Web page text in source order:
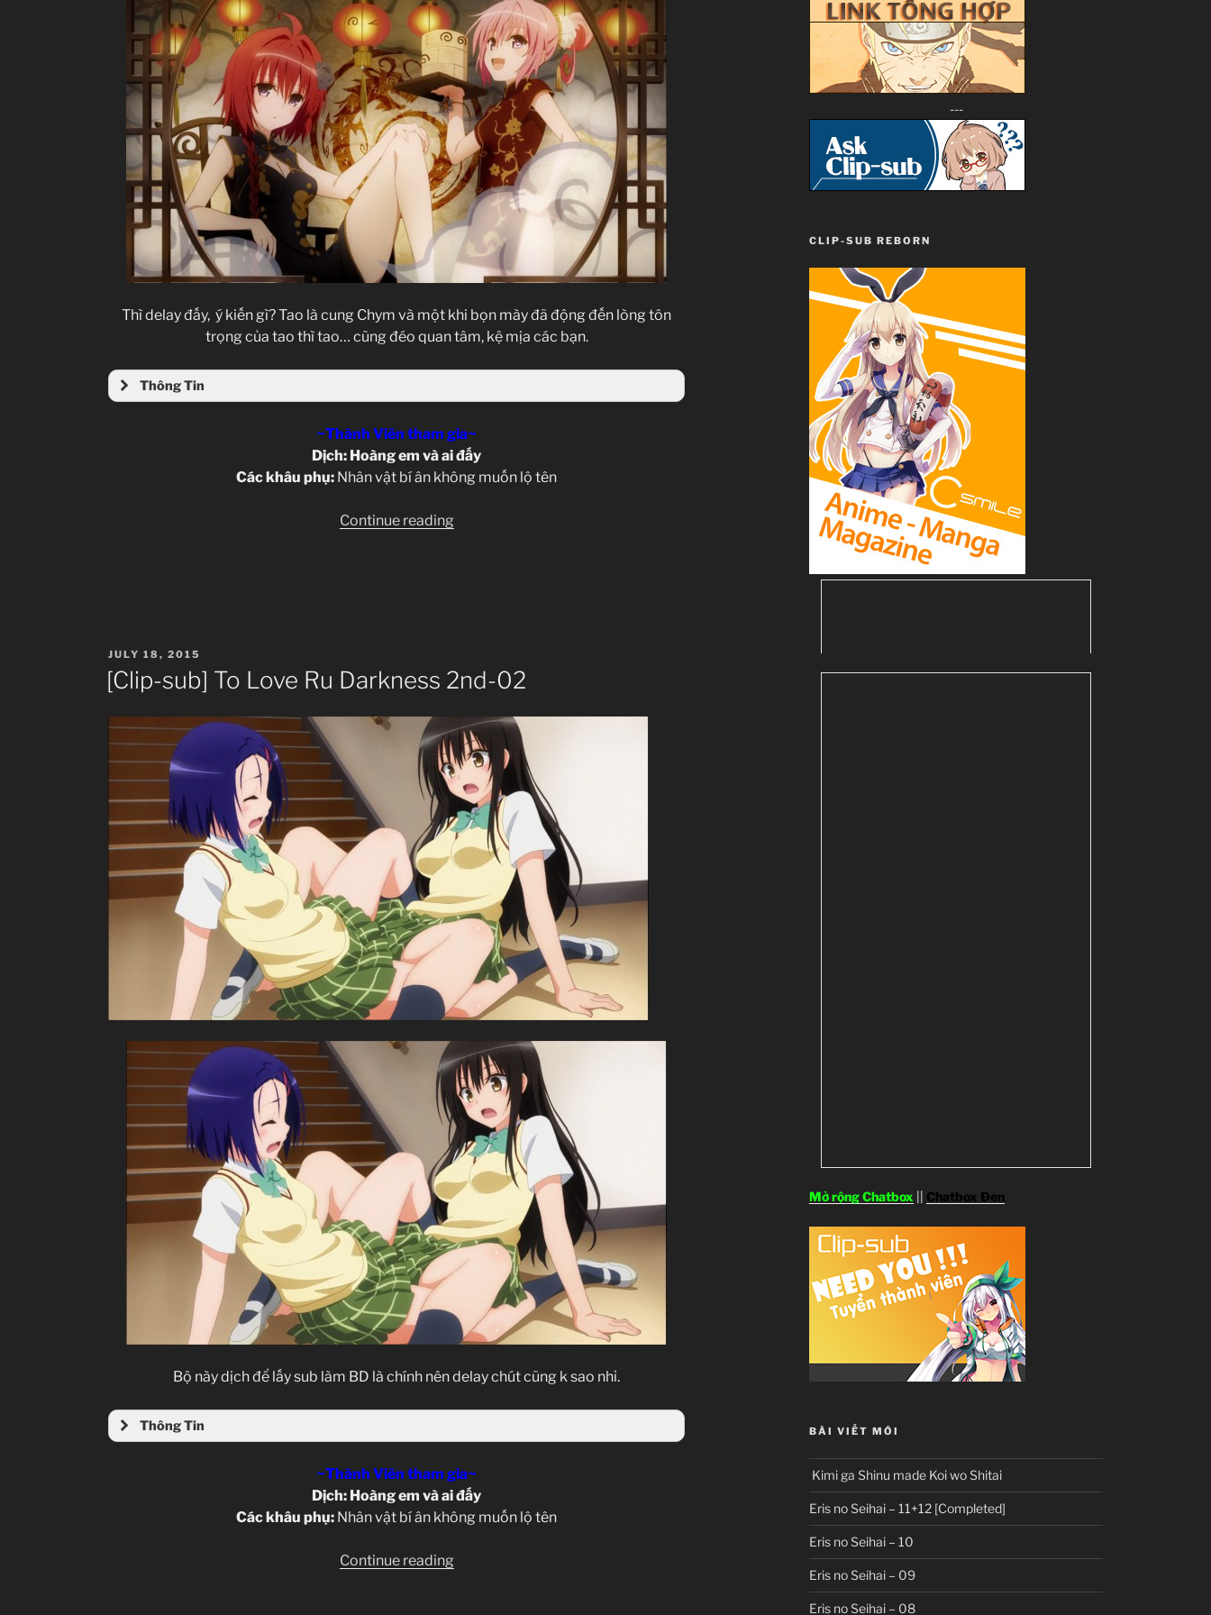
Thì delay đấy, ý kiến gì? Tao là cung Chym và một khi bọn mày đã động đến lòng tôn
trọng của tao thì tao… cũng đéo quan tâm, kệ mịa các bạn.
Thông Tin
~Thành Viên tham gia~
Dịch: Hoàng em và ai đấy
Các khâu phụ: Nhân vật bí ân không muốn lộ tên
Continue reading“To
POSTED
JULY 18, 2015
[Clip-sub] To Love Ru Darkness 2nd-02
Bộ này dịch để lấy sub làm BD là chính nên delay chút cũng k sao nhỉ.
Thông Tin
~Thành Viên tham gia~
Dịch: Hoàng em và ai đấy
Các khâu phụ: Nhân vật bí ân không muốn lộ tên
Continue reading“[Clip-
---
CLIP-SUB REBORN
Mở rộng Chatbox Chatbox Đen
BÀI VIẾT MỚI
Kimi ga Shinu made Koi wo Shitai
Eris no Seihai – 11+12 [Completed]
Eris no Seihai – 10
Eris no Seihai – 09
Eris no Seihai – 08